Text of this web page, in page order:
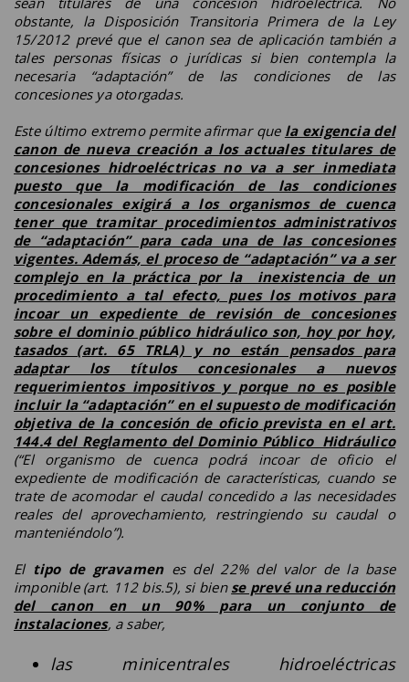
obstante, la Disposición Transitoria Primera de la Ley
15/2012 prevé que el canon sea de aplicación también a
tales personas físicas o jurídicas si bien contempla la
necesaria “adaptación” de las condiciones de las
concesiones ya otorgadas.
Este último extremo permite afirmar que la exigencia del
canon de nueva creación a los actuales titulares de
concesiones hidroeléctricas no va a ser inmediata
puesto que la modificación de las condiciones
concesionales exigirá a los organismos de cuenca
tener que tramitar procedimientos administrativos
de “adaptación” para cada una de las concesiones
vigentes. Además, el proceso de “adaptación” va a ser
complejo en la práctica por la inexistencia de un
procedimiento a tal efecto, pues los motivos para
incoar un expediente de revisión de concesiones
sobre el dominio público hidráulico son, hoy por hoy,
tasados (art. 65 TRLA) y no están pensados para
adaptar los títulos concesionales a nuevos
requerimientos impositivos y porque no es posible
incluir la “adaptación” en el supuesto de modificación
objetiva de la concesión de oficio prevista en el art.
144.4 del Reglamento del Dominio Público Hidráulico
(“El organismo de cuenca podrá incoar de oficio el
expediente de modificación de características, cuando se
trate de acomodar el caudal concedido a las necesidades
reales del aprovechamiento, restringiendo su caudal o
manteniéndolo”).
El tipo de gravamenes del 22% del valor de la base
imponible (art. 112 bis.5), si bien se prevé una reducción
del canon en un 90% para un conjunto de
instalaciones, a saber,
las minicentrales hidroeléctricas